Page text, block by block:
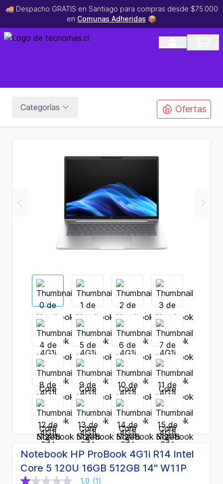
🚚 Despacho GRATIS en Santiago para compras desde $75.000
en Comunas Adheridas 📦
Categorías Ofertas
Notebook HP ProBook 4G1i R14 Intel
Core 5 120U 16GB 512GB 14" W11P
1.0 (1)